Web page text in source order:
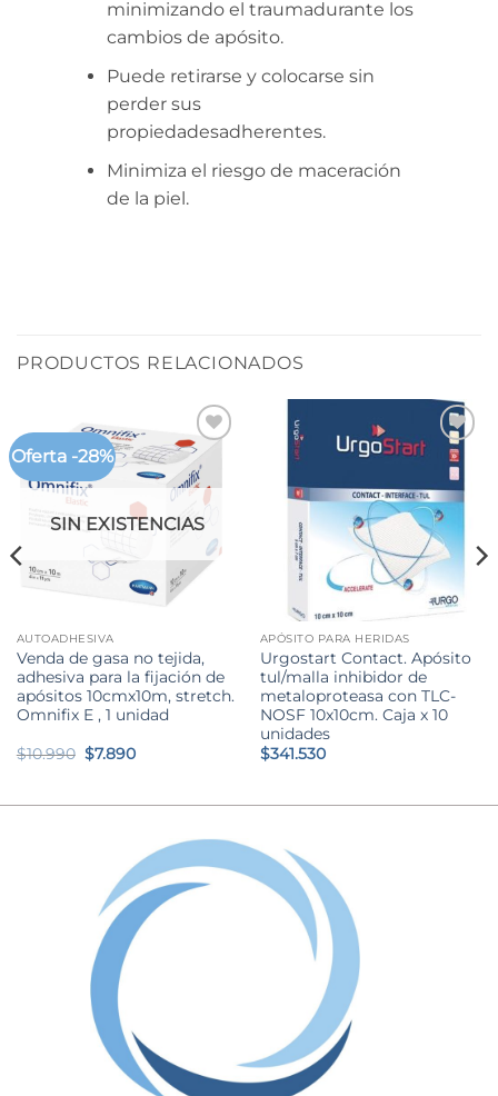
minimizando el traumadurante los
cambios de apósito.
Puede retirarse y colocarse sin
perder sus
propiedadesadherentes.
Minimiza el riesgo de maceración
de la piel.
PRODUCTOS RELACIONADOS
Oferta -28%
SIN EXISTENCIAS
AUTOADHESIVA
Venda de gasa no tejida,
adhesiva para la fijación de
apósitos 10cmx10m, stretch.
Omnifix E , 1 unidad
$10.990 El
precio
$10.990.
$7.890El
$7.890.
APÓSITO PARA HERIDAS
Urgostart Contact. Apósito
tul/malla inhibidor de
metaloproteasa con TLC-
NOSF 10x10cm. Caja x 10
unidades
$341.530